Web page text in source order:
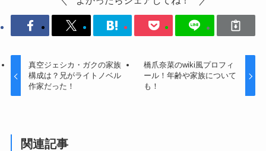
真空ジェシカ・ガクの家族
構成は？兄がライトノベル
作家だった！
橋爪奈菜のwiki風プロフィ
ール！年齢や家族について
も！
関連記事